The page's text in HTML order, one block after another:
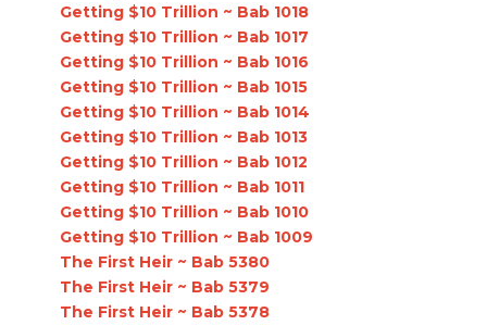
Getting $10 Trillion ~ Bab 1018
Getting $10 Trillion ~ Bab 1017
Getting $10 Trillion ~ Bab 1016
Getting $10 Trillion ~ Bab 1015
Getting $10 Trillion ~ Bab 1014
Getting $10 Trillion ~ Bab 1013
Getting $10 Trillion ~ Bab 1012
Getting $10 Trillion ~ Bab 1011
Getting $10 Trillion ~ Bab 1010
Getting $10 Trillion ~ Bab 1009
The First Heir ~ Bab 5380
The First Heir ~ Bab 5379
The First Heir ~ Bab 5378